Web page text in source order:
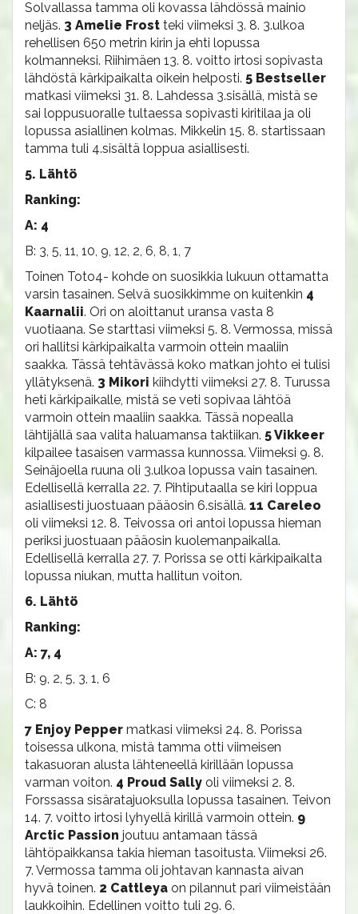
Solvallassa tamma oli kovassa lähdössä mainio
neljäs. 3 Amelie Frost teki viimeksi 3. 8. 3.ulkoa
rehellisen 650 metrin kirin ja ehti lopussa
kolmanneksi. Riihimäen 13. 8. voitto irtosi sopivasta
lähdöstä kärkipaikalta oikein helposti. 5 Bestseller
matkasi viimeksi 31. 8. Lahdessa 3.sisällä, mistä se
sai loppusuoralle tultaessa sopivasti kiritilaa ja oli
lopussa asiallinen kolmas. Mikkelin 15. 8. startissaan
tamma tuli 4.sisältä loppua asiallisesti.
5. Lähtö
Ranking:
A: 4
B: 3, 5, 11, 10, 9, 12, 2, 6, 8, 1, 7
Toinen Toto4- kohde on suosikkia lukuun ottamatta
varsin tasainen. Selvä suosikkimme on kuitenkin 4
Kaarnalii. Ori on aloittanut uransa vasta 8
vuotiaana. Se starttasi viimeksi 5. 8. Vermossa, missä
ori hallitsi kärkipaikalta varmoin ottein maaliin
saakka. Tässä tehtävässä koko matkan johto ei tulisi
yllätyksenä. 3 Mikori kiihdytti viimeksi 27. 8. Turussa
heti kärkipaikalle, mistä se veti sopivaa lähtöä
varmoin ottein maaliin saakka. Tässä nopealla
lähtijällä saa valita haluamansa taktiikan. 5 Vikkeer
kilpailee tasaisen varmassa kunnossa. Viimeksi 9. 8.
Seinäjoella ruuna oli 3.ulkoa lopussa vain tasainen.
Edellisellä kerralla 22. 7. Pihtiputaalla se kiri loppua
asiallisesti juostuaan pääosin 6.sisällä. 11 Careleo
oli viimeksi 12. 8. Teivossa ori antoi lopussa hieman
periksi juostuaan pääosin kuolemanpaikalla.
Edellisellä kerralla 27. 7. Porissa se otti kärkipaikalta
lopussa niukan, mutta hallitun voiton.
6. Lähtö
Ranking:
A: 7, 4
B: 9, 2, 5, 3, 1, 6
C: 8
7 Enjoy Pepper matkasi viimeksi 24. 8. Porissa
toisessa ulkona, mistä tamma otti viimeisen
takasuoran alusta lähteneellä kirillään lopussa
varman voiton. 4 Proud Sally oli viimeksi 2. 8.
Forssassa sisäratajuoksulla lopussa tasainen. Teivon
14. 7. voitto irtosi lyhyellä kirillä varmoin ottein. 9
Arctic Passion joutuu antamaan tässä
lähtöpaikkansa takia hieman tasoitusta. Viimeksi 26.
7. Vermossa tamma oli johtavan kannasta aivan
hyvä toinen. 2 Cattleya on pilannut pari viimeistään
laukkoihin. Edellinen voitto tuli 29. 6.